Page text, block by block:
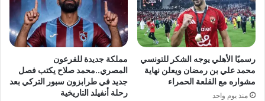
رسميًا الأهلي يوجه الشكر للتونسي
محمد علي بن رمضان ويعلن نهاية
مشواره مع القلعة الحمراء
منذ يوم واحد
مملكة جديدة للفرعون
المصري..محمد صلاح يكتب فصل
جديد في طرابزون سبور التركي بعد
رحلة أنفيلد التاريخية